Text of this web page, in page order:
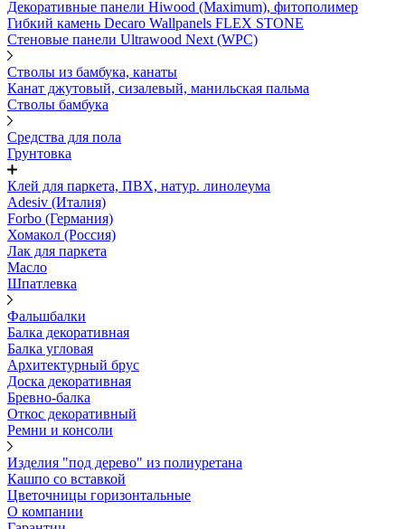
Декоративные панели Hiwood (Maximum), фитополимер
Гибкий камень Decaro Wallpanels FLEX STONE
Стеновые панели Ultrawood Next (WPC)
Стволы из бамбука, канаты
Канат джутовый, сизалевый, манильская пальма
Стволы бамбука
Средства для пола
Грунтовка
Клей для паркета, ПВХ, натур. линолеума
Adesiv (Италия)
Forbo (Германия)
Хомакол (Россия)
Лак для паркета
Масло
Шпатлевка
Фальшбалки
Балка декоративная
Балка угловая
Архитектурный брус
Доска декоративная
Бревно-балка
Откос декоративный
Ремни и консоли
Изделия "под дерево" из полиуретана
Кашпо со вставкой
Цветочницы горизонтальные
О компании